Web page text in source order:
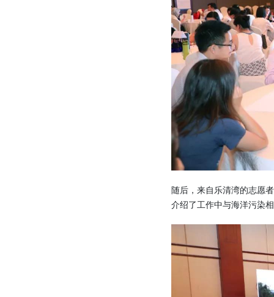
随后，来自乐清湾的志愿
介绍了工作中与海洋污染